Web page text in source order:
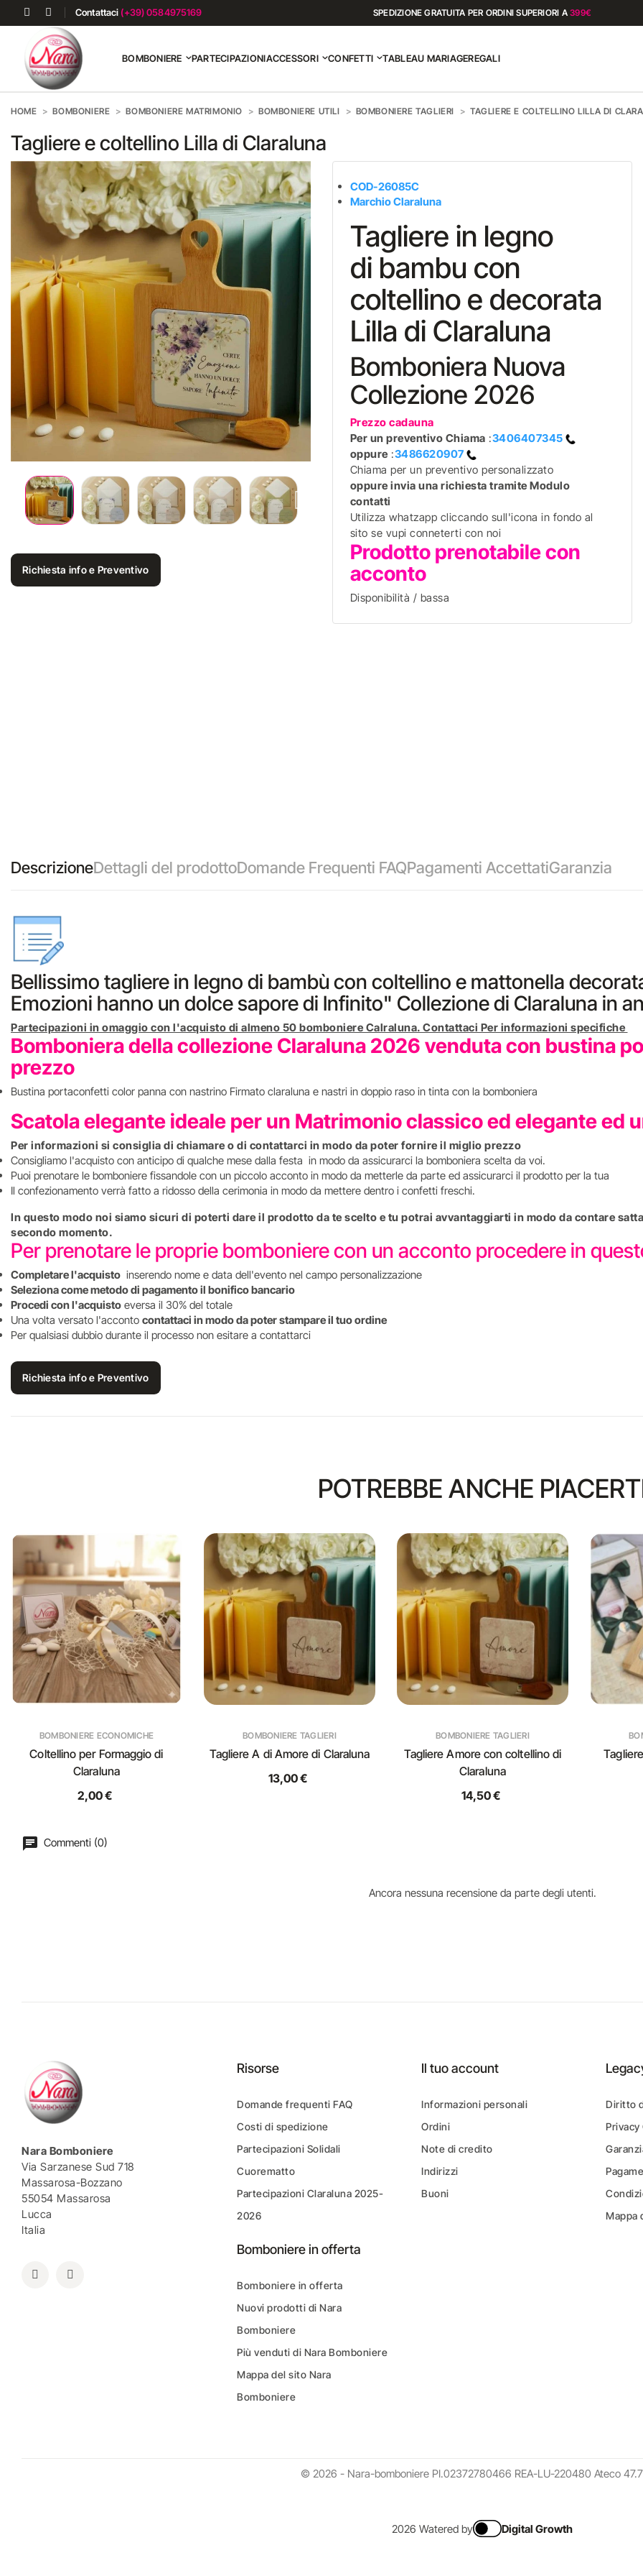
Contattaci (+39) 0584975169 SPEDIZIONE GRATUITA PER ORDINI SUPERIORI A399€
BOMBONIERE PARTECIPAZIONIACCESSORI CONFETTI TABLEAU MARIAGEREGALI
HOME BOMBONIERE BOMBONIERE MATRIMONIO BOMBONIERE UTILI BOMBONIERE TAGLIERI TAGLIERE E COLTELLINO LILLA DI
Tagliere e coltellino Lilla di Claraluna
Richiesta info e Preventivo
COD-26085C
Marchio Claraluna
Tagliere in legno
di bambu con
coltellino e decorata
Lilla di Claraluna
Bomboniera Nuova
Collezione 2026
Prezzo cadauna
Per un preventivo Chiama :3406407345
oppure :3486620907
Chiama per un preventivo personalizzato
oppure invia una richiesta tramite Modulo
contatti
Utilizza whatzapp cliccando sull'icona in fondo al
sito se vupi conneterti con noi
Prodotto prenotabile con
acconto
Disponibilità / bassa
DescrizioneDettagli del prodottoDomande Frequenti FAQPagamenti AccettatiGaranzia
Bellissimo tagliere in legno di bambù con coltellino e mattonella
Emozioni hanno un dolce sapore di Infinito" Collezione di Claraluna in
Partecipazioni in omaggio con l'acquisto di almeno 50 bomboniere Calraluna. Contattaci Per informazioni specifiche
Bomboniera della collezione Claraluna 2026 venduta con bustina
prezzo
Bustina portaconfetti color panna con nastrino Firmato claraluna e nastri in doppio raso in tinta con la bomboniera
Scatola elegante ideale per un Matrimonio classico ed elegante ed
Per informazioni si consiglia di chiamare o di contattarci in modo da poter fornire il miglio prezzo
Consigliamo l'acquisto con anticipo di qualche mese dalla festa in modo da assicurarci la bomboniera scelta da voi.
Puoi prenotare le bomboniere fissandole con un piccolo acconto in modo da metterle da parte ed assicurarci il prodotto per la tua
Il confezionamento verrà fatto a ridosso della cerimonia in modo da mettere dentro i confetti freschi.
In questo modo noi siamo sicuri di poterti dare il prodotto da te scelto e tu potrai avvantaggiarti in modo da contare
secondo momento.
Per prenotare le proprie bomboniere con un acconto procedere in
Completare l'acquisto inserendo nome e data dell'evento nel campo personalizzazione
Seleziona come metodo di pagamento il bonifico bancario
Procedi con l'acquisto eversa il 30% del totale
Una volta versato l'acconto contattaci in modo da poter stampare il tuo ordine
Per qualsiasi dubbio durante il processo non esitare a contattarci
Richiesta info e Preventivo
POTREBBE ANCHE
BOMBONIERE ECONOMICHE
Coltellino per Formaggio di
Claraluna
2,00 €
BOMBONIERE TAGLIERI
Tagliere A di Amore di Claraluna
13,00 €
BOMBONIERE TAGLIERI
Tagliere Amore con coltellino di
Claraluna
14,50 €
Commenti (0)
Ancora nessuna recensione da parte degli utenti.
Nara Bomboniere
Via Sarzanese Sud 718
Massarosa-Bozzano
55054 Massarosa
Lucca
Italia
Risorse
Domande frequenti FAQ
Costi di spedizione
Partecipazioni Solidali
Cuorematto
Partecipazioni Claraluna 2025-
2026
Bomboniere in offerta
Bomboniere in offerta
Nuovi prodotti di Nara
Bomboniere
Più venduti di Nara Bomboniere
Mappa del sito Nara
Bomboniere
Il tuo account
Informazioni personali
Ordini
Note di credito
Indirizzi
Buoni
Diritto
Privacy
Mappa
© 2026 - Nara-bomboniere PI.02372780466 REA-LU-220480 Ateco
2026 Watered by Digital Growth